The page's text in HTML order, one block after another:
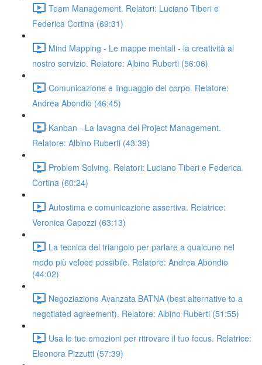
Team Management. Relatori: Luciano Tiberi e
Federica Cortina (69:31)
Mind Mapping - Le mappe mentali - la creatività al
nostro servizio. Relatore: Albino Ruberti (56:06)
Comunicazione e linguaggio del corpo. Relatore:
Andrea Abondio (46:45)
Kanban - La lavagna del Project Management.
Relatore: Albino Ruberti (43:39)
Problem Solving. Relatori: Luciano Tiberi e Federica
Cortina (60:24)
Autostima e comunicazione assertiva. Relatrice:
Veronica Capozzi (63:13)
La tecnica del triangolo per parlare a qualcuno nel
modo più veloce possibile. Relatore: Andrea Abondio
(44:02)
Negoziazione Avanzata BATNA (best alternative to a
negotiated agreement). Relatore: Albino Ruberti (51:55)
Usa le tue emozioni per ritrovare il tuo focus. Relatrice:
Eleonora Pizzutti (57:39)